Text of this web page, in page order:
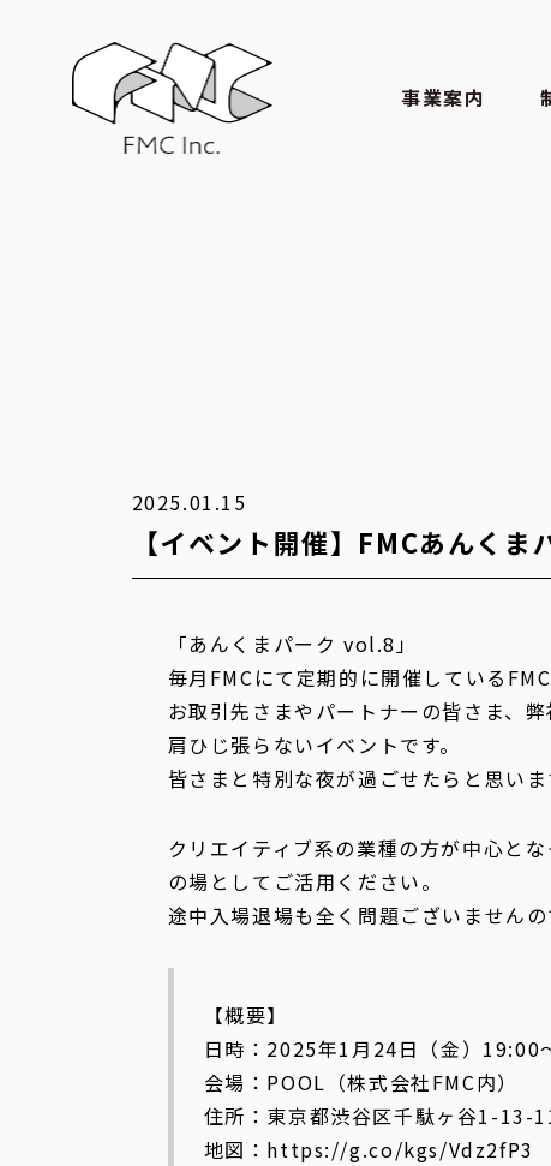
事業案内
2025.01.15
【イベント開催】FMCあんく
「あんくまパーク vol.8」
毎月FMCにて定期的に開催している
お取引先さまやパートナーの皆さま、
肩ひじ張らないイベントです。
皆さまと特別な夜が過ごせたらと思いま
クリエイティブ系の業種の方が中心と
の場としてご活用ください。
途中入場退場も全く問題ございません
【概要】
日時：2025年1月24日（金）19:00
会場：POOL（株式会社FMC内）
住所：東京都渋谷区千駄ヶ谷1-13-
地図：https://g.co/kgs/Vdz2fP3